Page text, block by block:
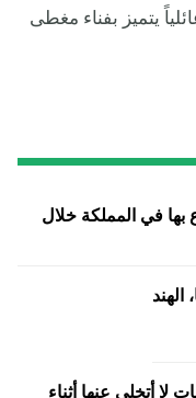
يتميز بفناء مغطى
بها في المملكة خلال
الهند
10 مستلزمات لا أتخلى عنها أثناء